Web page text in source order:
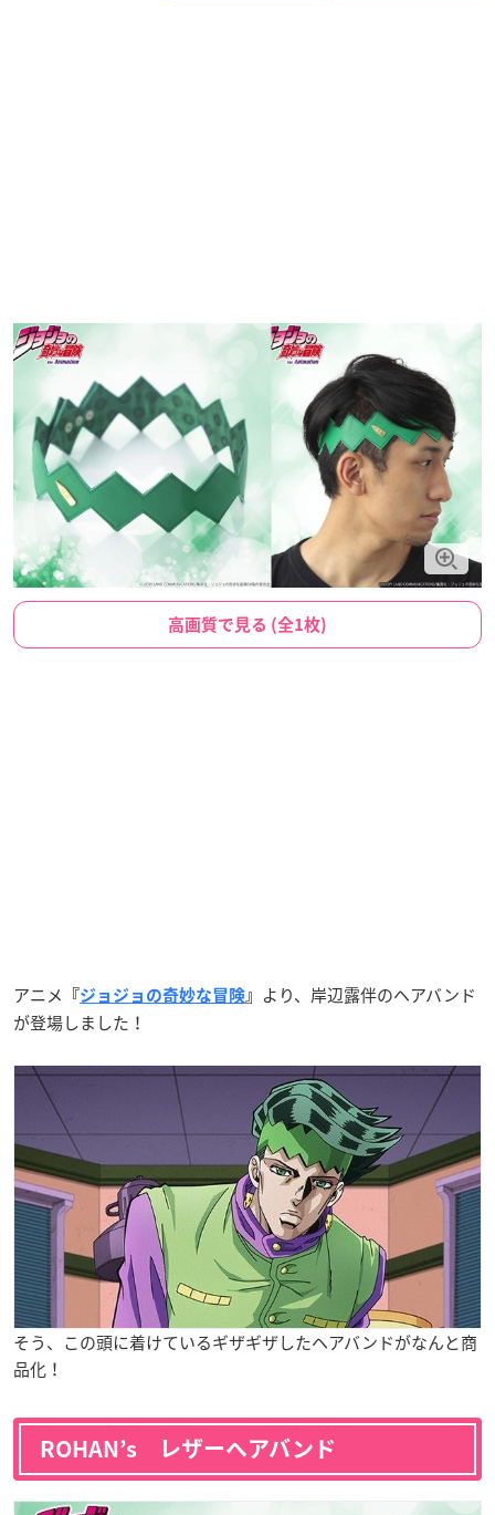
高画質で見る (全1枚)
アニメ 『ジョジョの奇妙な冒険 』
より、岸辺露伴のヘアバンド
が登場しました！
そう、この頭に着けているギザギザしたヘアバンドがなんと商
品化！
ROHAN’s レザーヘアバンド